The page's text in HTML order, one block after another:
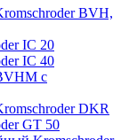
BVH,
IC 20
IC 40
с
DKR
GT 50